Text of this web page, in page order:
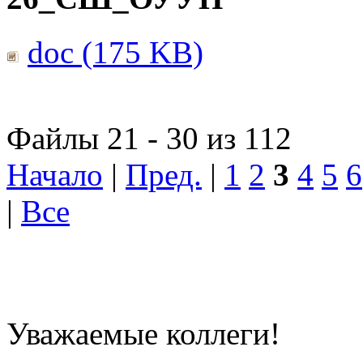
doc (175 KB)
Файлы 21 - 30 из 112
Начало | Пред. | 1 2 3 4 5 6
| Все
Уважаемые коллеги!